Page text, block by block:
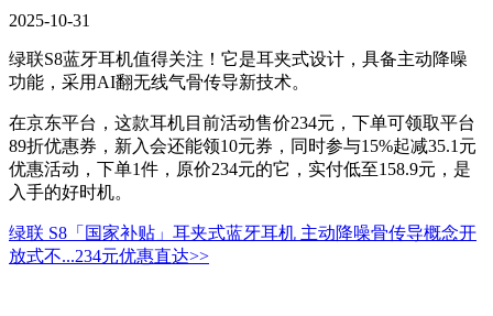
2025-10-31
绿联S8蓝牙耳机值得关注！它是耳夹式设计，具备主动降噪
功能，采用AI翻无线气骨传导新技术。
在京东平台，这款耳机目前活动售价234元，下单可领取平台
89折优惠券，新入会还能领10元券，同时参与15%起减35.1元
优惠活动，下单1件，原价234元的它，实付低至158.9元，是
入手的好时机。
绿联 S8「国家补贴」耳夹式蓝牙耳机 主动降噪骨传导概念开
放式不...234元优惠直达>>